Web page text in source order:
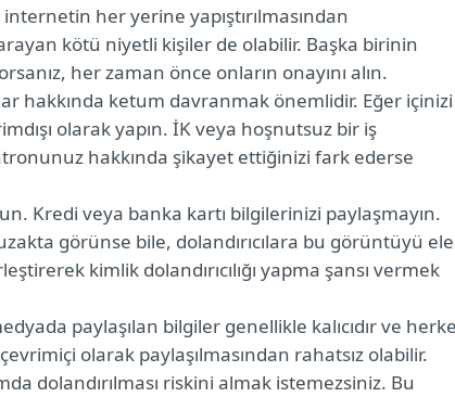
her yerine yapıştırılmasından
kötü niyetli kişiler de olabilir. Başka birinin
her zaman önce onların onayını alın.
hakkında ketum davranmak önemlidir. Eğer içinizi
olarak yapın. İK veya hoşnutsuz bir iş
hakkında şikayet ettiğinizi fark ederse
Kredi veya banka kartı bilgilerinizi paylaşmayın.
görünse bile, dolandırıcılara bu görüntüyü ele
kimlik dolandırıcılığı yapma şansı vermek
paylaşılan bilgiler genellikle kalıcıdır ve
olarak paylaşılmasından rahatsız olabilir.
dolandırılması riskini almak istemezsiniz. Bu